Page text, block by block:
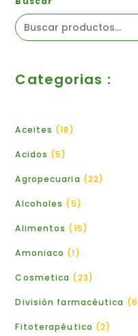
Categorias :
Aceites 18
Acidos 5
Agropecuaria 22
Alcoholes 5
Alimentos 15
Amoniaco 1
Cosmetica 23
División farmacéutica 6
Fitoterapèutico 2